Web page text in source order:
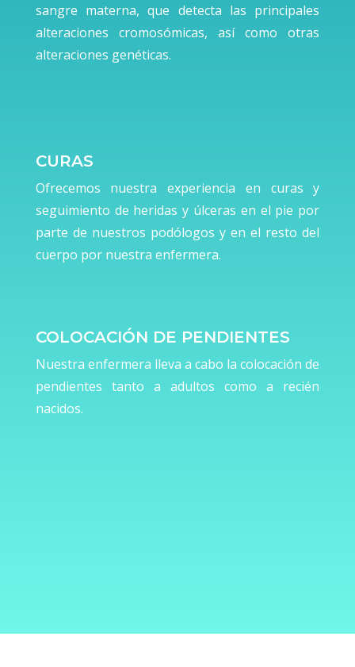
sangre materna, que detecta las principales
alteraciones cromosómicas, así como otras
alteraciones genéticas.
CURAS
Ofrecemos nuestra experiencia en curas y
seguimiento de heridas y úlceras en el pie por
parte de nuestros podólogos y en el resto del
cuerpo por nuestra enfermera.
COLOCACIÓN DE PENDIENTES
Nuestra enfermera lleva a cabo la colocación de
pendientes tanto a adultos como a recién
nacidos.